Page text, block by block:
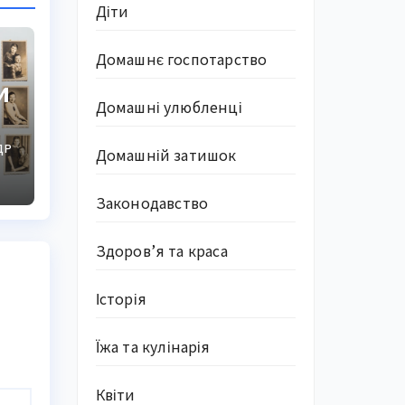
Діти
Домашнє госпотарство
Домашні улюбленці
Домашній затишок
Законодавство
Здоров’я та краса
Історія
Їжа та кулінарія
Квіти